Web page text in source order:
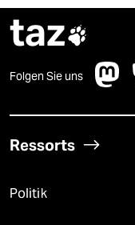
taz
Folgen Sie uns
Ressorts
Politik